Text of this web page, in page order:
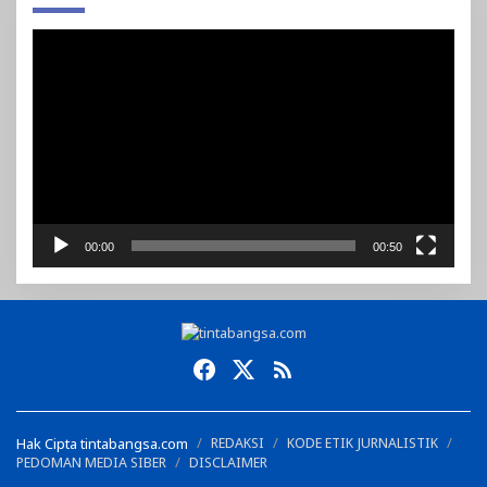
00:00 00:50
Hak Cipta tintabangsa.com REDAKSI
KODE ETIK JURNALISTIK
PEDOMAN MEDIA SIBER
DISCLAIMER